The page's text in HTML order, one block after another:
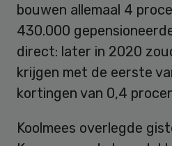
bouwen allemaal 4
430.000
direct: later in 2020
krijgen met de eerste
kortingen van 0,4
Koolmees overlegde